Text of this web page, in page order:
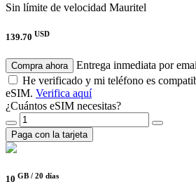
Sin límite de velocidad Mauritel
139.70 USD
Compra ahora
Entrega inmediata por
He verificado y mi teléfono es
eSIM. Verifica aquí
¿Cuántos eSIM necesitas?
Paga con la tarjeta
10 GB / 20 días